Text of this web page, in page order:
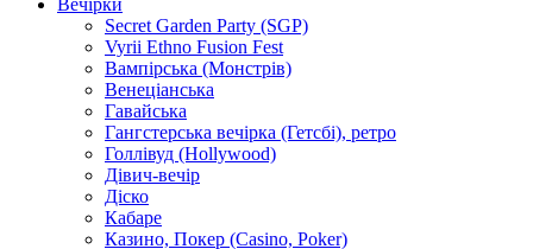
Вечірки
Secret Garden Party (SGP)
Vyrii Ethno Fusion Fest
Вампірська (Монстрів)
Венеціанська
Гавайська
Гангстерська вечірка (Гетсбі), ретро
Голлівуд (Hollywood)
Дівич-вечір
Діско
Кабаре
Казино, Покер (Casino, Poker)